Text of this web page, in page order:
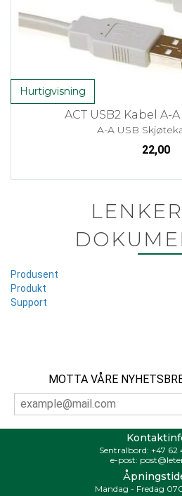
Hurtigvisning
ACT USB2 Kabel A-
A-A USB
22,00
Produsent
Produkt
Support
MOTTA VÅRE
Sentralbord: +47 62
e-post:
Mandag - Fredag